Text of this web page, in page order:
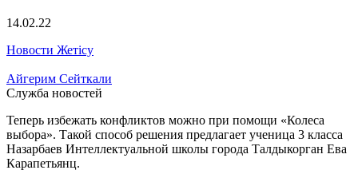
14.02.22
Новости Жетісу
Айгерим Сейткали
Служба новостей
Теперь избежать конфликтов можно при помощи «Колеса
выбора». Такой способ решения предлагает ученица 3 класса
Назарбаев Интеллектуальной школы города Талдыкорган Ева
Карапетьянц.